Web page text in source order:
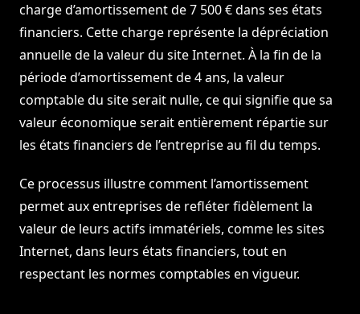
charge d’amortissement de 7 500 € dans ses états
financiers. Cette charge représente la dépréciation
annuelle de la valeur du site Internet. À la fin de la
période d’amortissement de 4 ans, la valeur
comptable du site serait nulle, ce qui signifie que sa
valeur économique serait entièrement répartie sur
les états financiers de l’entreprise au fil du temps.
Ce processus illustre comment l’amortissement
permet aux entreprises de refléter fidèlement la
valeur de leurs actifs immatériels, comme les sites
Internet, dans leurs états financiers, tout en
respectant les normes comptables en vigueur.